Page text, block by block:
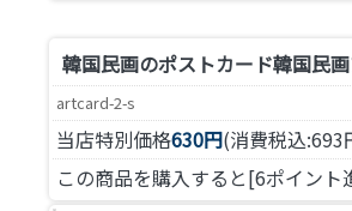
韓国民画のポストカード韓国民
artcard-2-s
当店特別価格630円(消費税込:693
この商品を購入すると[6ポイント